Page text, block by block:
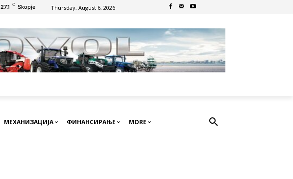
27.1 C Skopje Thursday, August 6, 2026
МЕХАНИЗАЦИЈА ФИНАНСИРАЊЕ MORE